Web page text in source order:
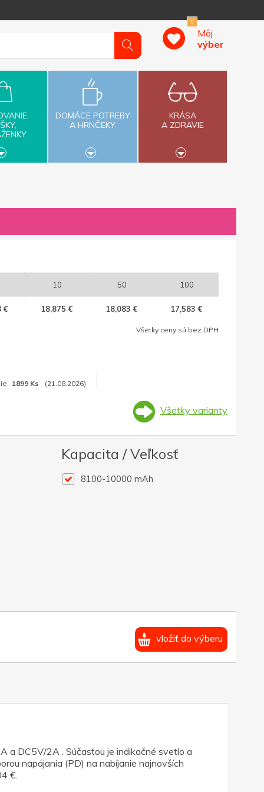
0
Môj
výber
DOMÁCE POTREBY
A HRNČEKY
KRÁSA
A ZDRAVIE
10 50 100
€ 18,875 € 18,083 € 17,583 €
Všetky ceny sú bez DPH
1899 Ks (21.08.2026)
Všetky varianty
Kapacita / Veľkosť
8100-10000 mAh
vložiť do výberu
a DC5V/2A . Súčasťou je indikačné svetlo a
napájania (PD) na nabíjanie najnovších
€.